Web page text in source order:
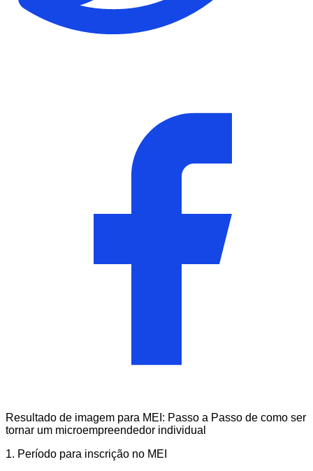
Resultado de imagem para MEI: Passo a Passo de como ser
tornar um microempreendedor individual
1. Período para inscrição no MEI